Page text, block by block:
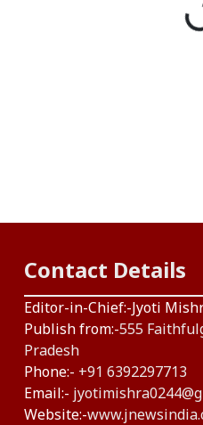
Contact Details
Editor-in-Chief:-Jyoti
Publish from:-555
Pradesh
Phone:- +91 6392297713
Email:-
Website:-